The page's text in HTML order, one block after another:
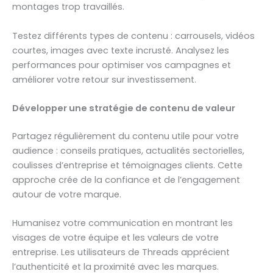
montages trop travaillés.
Testez différents types de contenu : carrousels, vidéos
courtes, images avec texte incrusté. Analysez les
performances pour optimiser vos campagnes et
améliorer votre retour sur investissement.
Développer une stratégie de contenu de valeur
Partagez régulièrement du contenu utile pour votre
audience : conseils pratiques, actualités sectorielles,
coulisses d’entreprise et témoignages clients. Cette
approche crée de la confiance et de l’engagement
autour de votre marque.
Humanisez votre communication en montrant les
visages de votre équipe et les valeurs de votre
entreprise. Les utilisateurs de Threads apprécient
l’authenticité et la proximité avec les marques.